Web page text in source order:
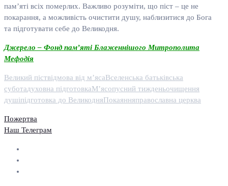
пам’яті всіх померлих. Важливо розуміти, що піст – це не
покарання, а можливість очистити душу, наблизитися до Бога
та підготувати себе до Великодня.
Джерело – Фонд пам’яті Блаженнішого Митрополита
Мефодія
Великий піствідмова від м’ясаВселенська батьківська
суботадуховна підготовкаМ’ясопусний тижденьочищення
душіпідготовка до ВеликодняПокаянняправославна церква
Пожертва
Наш Телеграм